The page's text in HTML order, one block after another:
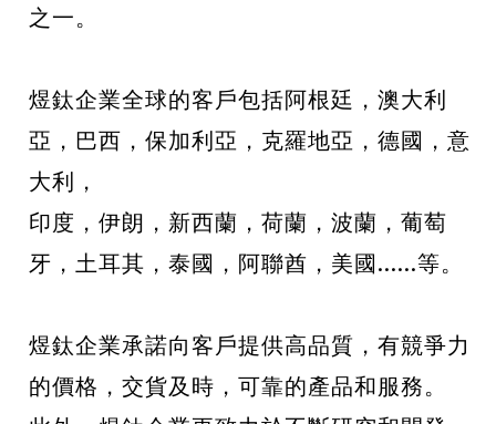
之一。
煜鈦企業全球的客戶包括阿根廷，澳大利
亞，巴西，保加利亞，克羅地亞，德國，意
大利，
印度，伊朗，新西蘭，荷蘭，波蘭，葡萄
牙，土耳其，泰國，阿聯酋，美國......等。
煜鈦企業承諾向客戶提供高品質，有競爭力
的價格，交貨及時，可靠的產品和服務。